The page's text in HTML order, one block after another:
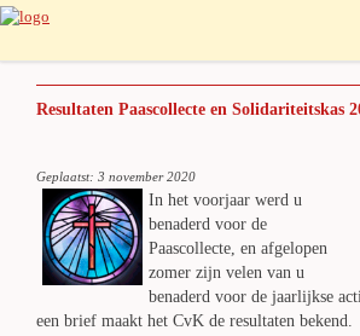
Resultaten Paascollecte en Solidariteitskas
Geplaatst: 3 november 2020
In het voorjaar werd u
benaderd voor de
Paascollecte, en afgelopen
zomer zijn velen van u
benaderd voor de jaarlijkse
een brief maakt het CvK de resultaten bekend.